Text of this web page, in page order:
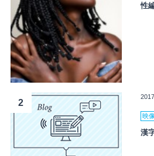
性編
2
映
漢